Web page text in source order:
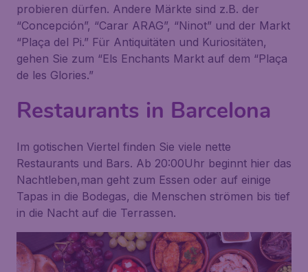
probieren dürfen. Andere Märkte sind z.B. der
“Concepción”, “Carar ARAG”, “Ninot” und der Markt
“Plaça del Pi.” Für Antiquitäten und Kuriositäten,
gehen Sie zum “Els Enchants Markt auf dem “Plaça
de les Glories.”
Restaurants in Barcelona
Im gotischen Viertel finden Sie viele nette
Restaurants und Bars. Ab 20:00Uhr beginnt hier das
Nachtleben,man geht zum Essen oder auf einige
Tapas in die Bodegas, die Menschen strömen bis tief
in die Nacht auf die Terrassen.